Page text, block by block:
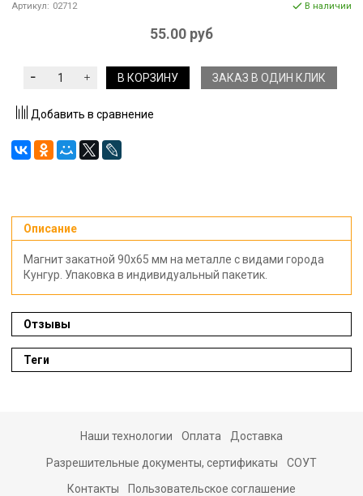
Артикул: 02712 В наличии
55.00 руб
В КОРЗИНУ ЗАКАЗ В ОДИН КЛИК
Добавить в сравнение
Описание
Магнит закатной 90х65 мм на металле с видами города
Кунгур. Упаковка в индивидуальный пакетик.
Отзывы
Теги
Наши технологии Оплата Доставка
Разрешительные документы, сертификаты СОУТ
Контакты Пользовательское соглашение